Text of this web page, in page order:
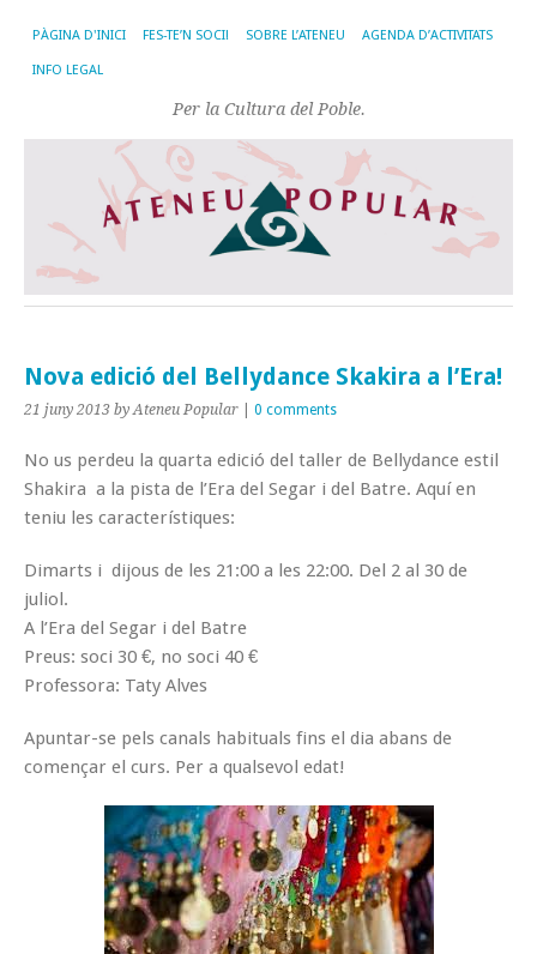
PÀGINA D'INICI FES-TE’N SOCI! SOBRE L’ATENEU AGENDA D’ACTIVITATS
INFO LEGAL
Per la Cultura del Poble.
Nova edició del Bellydance Skakira a l’Era!
21 juny 2013 by Ateneu Popular 0 comments
No us perdeu la quarta edició del taller de Bellydance estil
Shakira a la pista de l’Era del Segar i del Batre. Aquí en
teniu les característiques:
Dimarts i dijous de les 21:00 a les 22:00. Del 2 al 30 de
juliol.
A l’Era del Segar i del Batre
Preus: soci 30 €, no soci 40 €
Professora: Taty Alves
Apuntar-se pels canals habituals fins el dia abans de
començar el curs. Per a qualsevol edat!